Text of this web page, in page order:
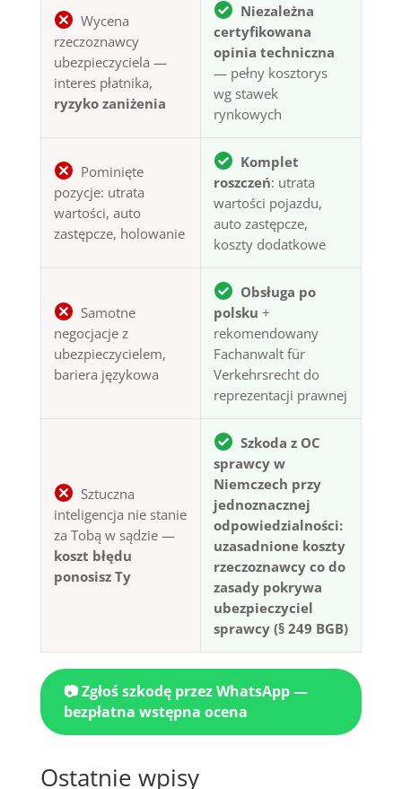
Wycena
rzeczoznawcy
ubezpieczyciela —
interes płatnika,
ryzyko zaniżenia
Niezależna
certyfikowana
opinia techniczna
— pełny kosztorys
wg stawek
rynkowych
Pominięte
pozycje: utrata
wartości, auto
zastępcze, holowanie
Komplet
roszczeń: utrata
wartości pojazdu,
auto zastępcze,
koszty dodatkowe
Samotne
negocjacje z
ubezpieczycielem,
bariera językowa
Obsługa po
polsku +
rekomendowany
Fachanwalt für
Verkehrsrecht do
reprezentacji prawnej
Sztuczna
inteligencja nie stanie
za Tobą w sądzie —
koszt błędu
ponosisz Ty
Szkoda z OC
sprawcy w
Niemczech przy
jednoznacznej
odpowiedzialności:
uzasadnione koszty
rzeczoznawcy co do
zasady pokrywa
ubezpieczyciel
sprawcy (§ 249 BGB)
📷 Zgłoś szkodę przez WhatsApp —
bezpłatna wstępna ocena
Ostatnie wpisy